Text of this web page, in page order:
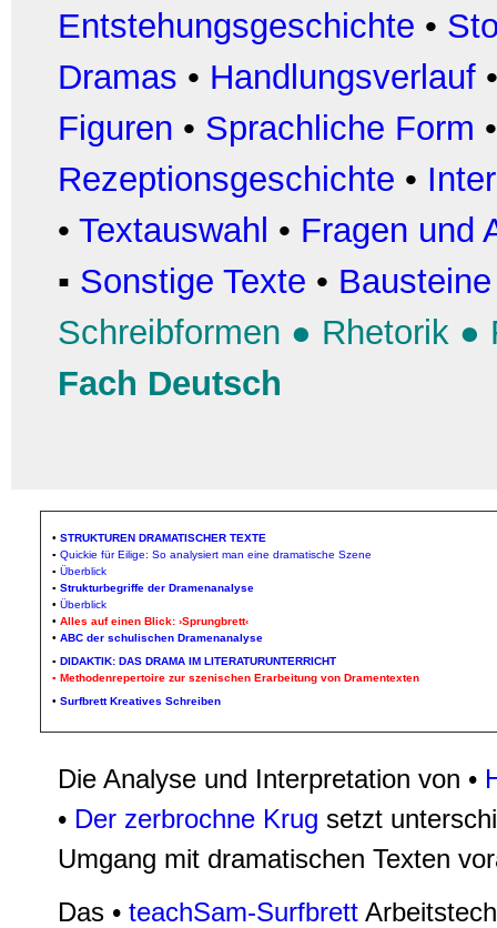
Entstehungsgeschichte •
Dramas • Handlungsverlauf
Figuren • Sprachliche Form
Rezeptionsgeschichte •
• Textauswahl • Fragen und
▪ Sonstige Texte • Bausteine
Schreibformen ● Rhetorik ●
Fach Deutsch
• STRUKTUREN DRAMATISCHER TEXTE
▪ Quickie für Eilige: So analysiert man eine dramatische Szene
▪ Überblick
▪ Strukturbegriffe der Dramenanalyse
• Überblick
• Alles auf einen Blick: ›Sprungbrett‹
• ABC der schulischen Dramenanalyse
▪ DIDAKTIK: DAS DRAMA IM LITERATURUNTERRICHT
▪ Methodenrepertoire zur szenischen Erarbeitung von Dramentexten
• Surfbrett Kreatives Schreiben
Die Analyse und Interpretation von •
• Der zerbrochne Krug setzt
Umgang mit dramatischen Texten
Das • teachSam-Surfbrett